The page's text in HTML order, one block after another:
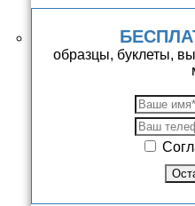
образцы, буклеты,